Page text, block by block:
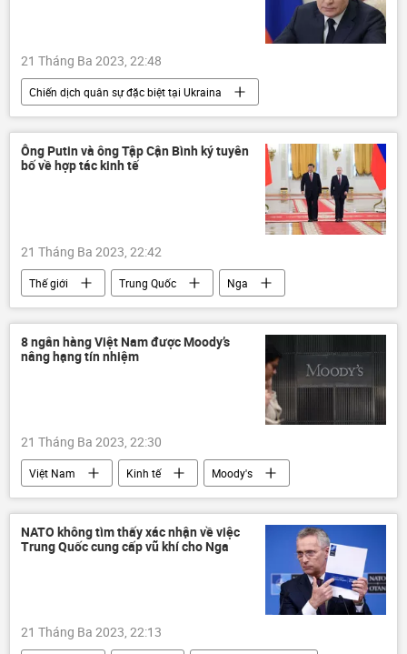
21 Tháng Ba 2023, 22:48
Chiến dịch quân sự đặc biệt tại Ukraina
Thế giới
Ukraina
Cuộc khủng hoảng ở Ukraina
Nga
Trung Quốc
xung đột quân sự
Chuyến thăm của Chủ tịch Trung Quốc Tập Cận Bình tới Mátxcơva
Ông Putin và ông Tập Cận Bình ký tuyên
bố về hợp tác kinh tế
21 Tháng Ba 2023, 22:42
Thế giới Trung Quốc
Nga
Vladimir Putin
Kinh tế
hợp tác
Chuyến thăm của Chủ tịch Trung Quốc Tập Cận Bình tới Mátxcơva
8 ngân hàng Việt Nam được Moody’s
nâng hạng tín nhiệm
21 Tháng Ba 2023, 22:30
Việt Nam Kinh tế
Moody's
ngân hàng
chính sách tiền tệ
tài chính
NATO không tìm thấy xác nhận về việc
Trung Quốc cung cấp vũ khí cho Nga
21 Tháng Ba 2023, 22:13